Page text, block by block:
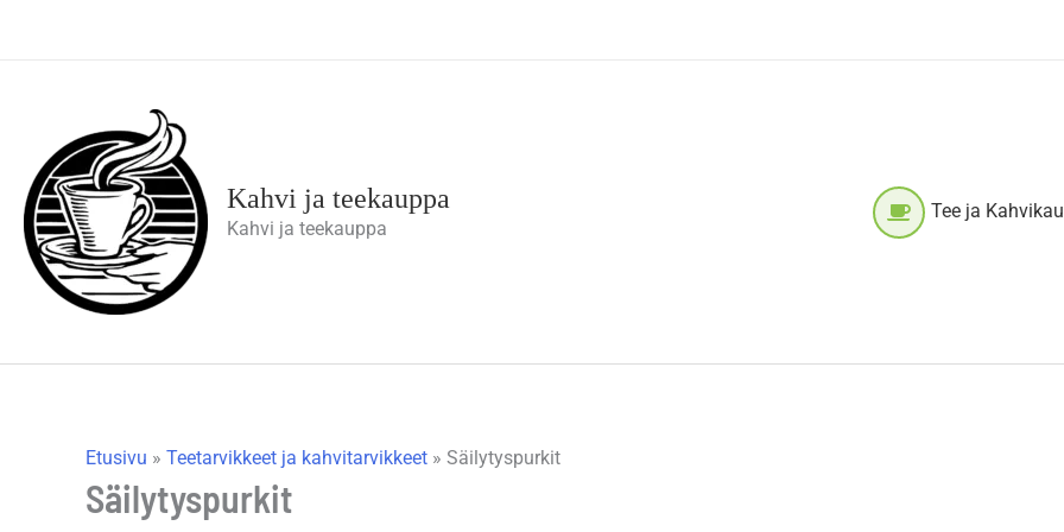
Kahvi ja teekauppa
Kahvi ja teekauppa
Tee ja
Etusivu » Teetarvikkeet ja kahvitarvikkeet » Säilytyspurkit
Säilytyspurkit